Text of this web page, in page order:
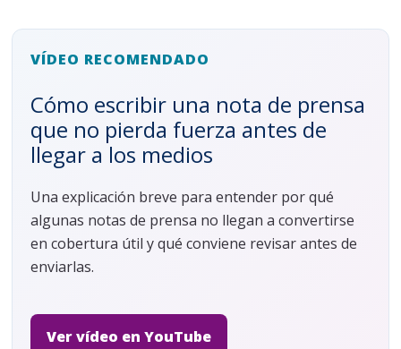
VÍDEO RECOMENDADO
Cómo escribir una nota de prensa
que no pierda fuerza antes de
llegar a los medios
Una explicación breve para entender por qué
algunas notas de prensa no llegan a convertirse
en cobertura útil y qué conviene revisar antes de
enviarlas.
Ver vídeo en YouTube